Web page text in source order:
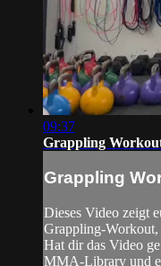
09:37
Grappling
Grappling
Dieses Video zeigt
Grappling-Workout,
Hat dir das Video
MMA-Library und